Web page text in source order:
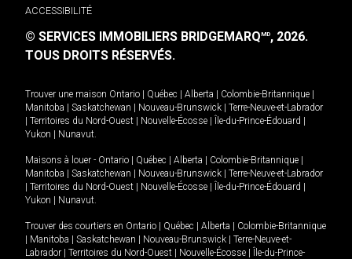
ACCESSIBILITÉ
© SERVICES IMMOBILIERS BRIDGEMARQMD, 2026.
TOUS DROITS RÉSERVÉS.
Trouver une maison Ontario Québec Alberta Colombie-Britannique
Manitoba
Saskatchewan Nouveau-Brunswick
Terre-Neuve-et-Labrador
Territoires du Nord-Ouest Nouvelle-Écosse Île-du-Prince-Édouard
Yukon
Nunavut.
Maisons à louer - Ontario Québec Alberta Colombie-Britannique
Manitoba
Saskatchewan Nouveau-Brunswick
Terre-Neuve-et-Labrador
Territoires du Nord-Ouest Nouvelle-Écosse Île-du-Prince-Édouard
Yukon
Nunavut.
Trouver des courtiers en Ontario Québec Alberta
Colombie-Britannique
Manitoba Saskatchewan Nouveau-Brunswick
Terre-Neuve-et-
Labrador
Territoires du Nord-Ouest Nouvelle-Écosse
Île-du-Prince-